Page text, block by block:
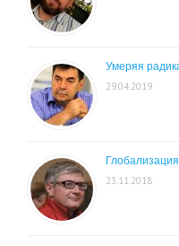
Умеряя
29.04.2019
23.11.2018